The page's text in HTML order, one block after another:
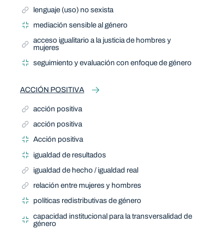
lenguaje (uso) no sexista
mediación sensible al género
acceso igualitario a la justicia de hombres y
mujeres
seguimiento y evaluación con enfoque de género
ACCIÓN POSITIVA
acción positiva
acción positiva
Acción positiva
igualdad de resultados
igualdad de hecho / igualdad real
relación entre mujeres y hombres
políticas redistributivas de género
capacidad institucional para la transversalidad de
género